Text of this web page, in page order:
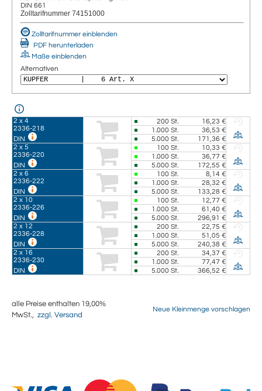
DIN 661
Zolltarifnummer 74151000
Zolltarifnummer einblenden
PDF herunterladen
Maße einblenden
Alternativen
2 x 4
2336-218
DIN
200 St.
16,23 €
1.000 St.
36,53 €
5.000 St.
171,36 €
2 x 5
2336-220
DIN
100 St.
10,33 €
1.000 St.
36,77 €
5.000 St.
172,55 €
2 x 6
2336-222
DIN
100 St.
8,14 €
1.000 St.
28,32 €
5.000 St.
133,28 €
2 x 10
2336-226
DIN
100 St.
12,77 €
1.000 St.
61,40 €
5.000 St.
296,91 €
2 x 12
2336-228
DIN
200 St.
22,75 €
1.000 St.
51,05 €
5.000 St.
240,38 €
2 x 16
2336-230
DIN
200 St.
34,37 €
1.000 St.
77,47 €
5.000 St. 366,52 €
alle Preise enthalten 19,00%
MwSt., zzgl. Versand
Neue Kleinmenge vorschlagen